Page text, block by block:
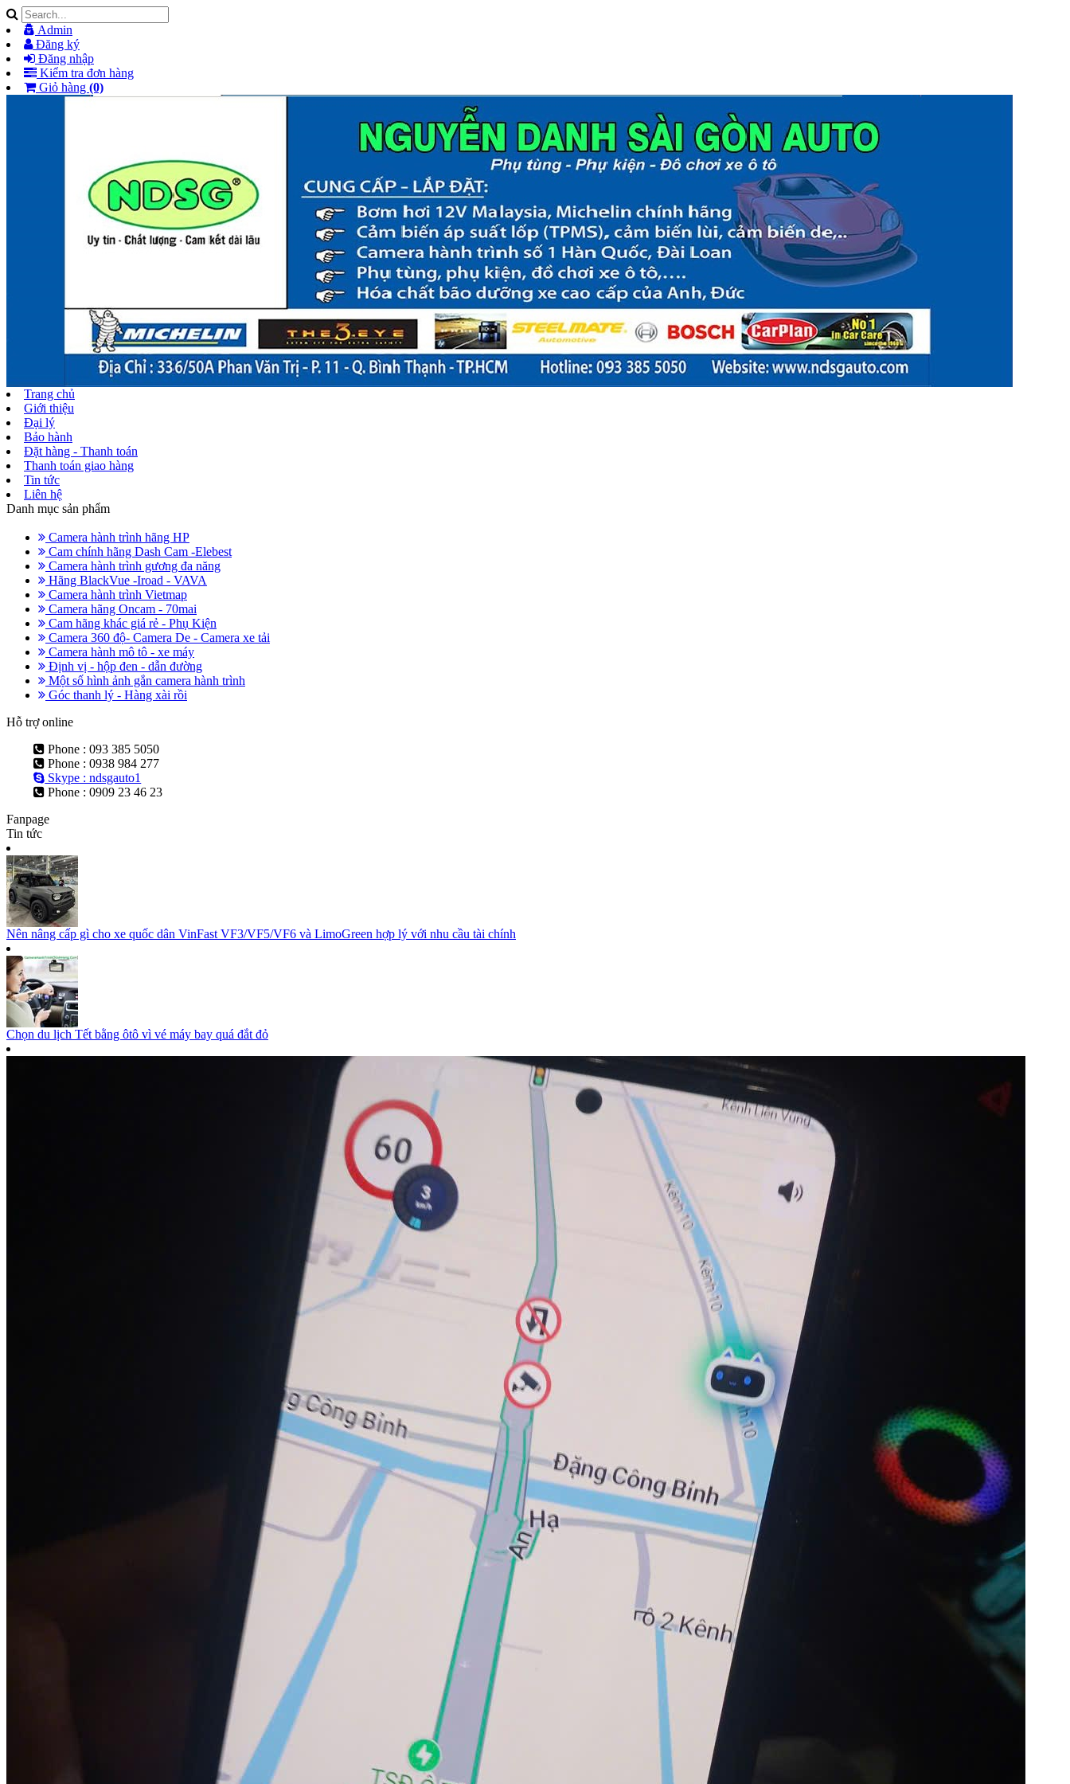
Admin
Đăng ký
Đăng nhập
Kiểm tra đơn hàng
Giỏ hàng (0)
Trang chủ
Giới thiệu
Đại lý
Bảo hành
Đặt hàng - Thanh toán
Thanh toán giao hàng
Tin tức
Liên hệ
Danh mục sản phẩm
Camera hành trình hãng HP
Cam chính hãng Dash Cam -Elebest
Camera hành trình gương đa năng
Hãng BlackVue -Iroad - VAVA
Camera hành trình Vietmap
Camera hãng Oncam - 70mai
Cam hãng khác giá rẻ - Phụ Kiện
Camera 360 độ- Camera De - Camera xe tải
Camera hành mô tô - xe máy
Định vị - hộp đen - dẫn đường
Một số hình ảnh gắn camera hành trình
Góc thanh lý - Hàng xài rồi
Hỗ trợ online
Phone : 093 385 5050
Phone : 0938 984 277
Skype : ndsgauto1
Phone : 0909 23 46 23
Fanpage
Tin tức
Nên nâng cấp gì cho xe quốc dân VinFast VF3/VF5/VF6 và LimoGreen hợp lý với nhu cầu tài chính
Chọn du lịch Tết bằng ôtô vì vé máy bay quá đắt đỏ